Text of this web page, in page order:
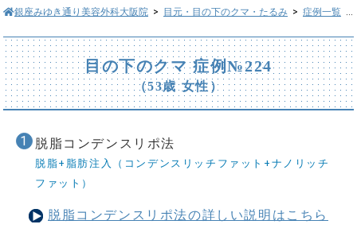
銀座みゆき通り美容外科大阪院 > 目元・目の下のクマ・たるみ > 症例一覧
目の下のクマ 症例№224
（53歳 女性）
脱脂コンデンスリポ法
脱脂+脂肪注入（コンデンスリッチファット+ナノリッチ
ファット）
脱脂コンデンスリポ法の詳しい説明はこちら